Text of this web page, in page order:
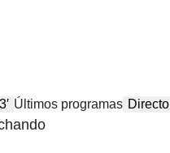
Últimos programas Directo